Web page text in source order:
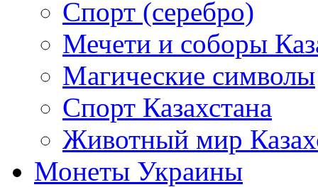
Спорт (серебро)
Мечети и соборы
Магические символы
Спорт Казахстана
Животный мир
Монеты Украины